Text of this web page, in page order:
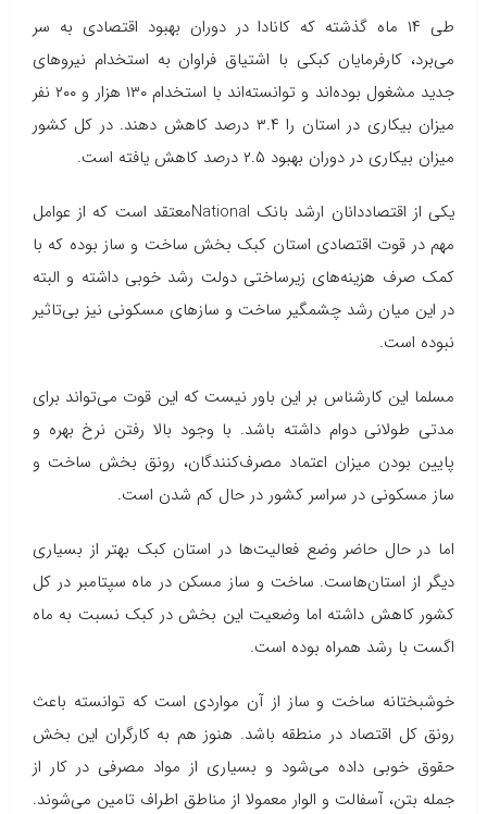
طی ۱۴ ماه گذشته که کانادا در دوران بهبود اقتصادی به سر
می‌برد، کارفرمایان کبکی با اشتیاق فراوان به استخدام نیروهای
جدید مشغول بوده‌اند و توانسته‌اند با استخدام ۱۳۰ هزار و ۲۰۰ نفر
میزان بیکاری در استان را ۳.۴ درصد کاهش دهند. در کل کشور
میزان بیکاری در دوران بهبود ۲.۵ درصد کاهش یافته است.
‌یکی از اقتصاددانان ارشد بانک Nationalمعتقد است که از عوامل
مهم در قوت اقتصادی استان کبک بخش ساخت و ساز بوده که با
کمک صرف هزینه‌های زیرساختی دولت رشد خوبی داشته و البته
در این میان رشد چشمگیر ساخت و سازهای مسکونی نیز بی‌تاثیر
نبوده است.
مسلما این کارشناس بر این باور نیست که این قوت می‌تواند برای
مدتی طولانی دوام داشته باشد. با وجود بالا رفتن نرخ بهره و
پایین بودن میزان اعتماد مصرف‌کنندگان، رونق بخش ساخت و
ساز مسکونی در سراسر کشور در حال کم شدن است.
اما در حال حاضر وضع فعالیت‌ها در استان کبک بهتر از بسیاری
دیگر از استان‌هاست. ساخت و ساز مسکن در ماه سپتامبر در کل
کشور کاهش داشته اما وضعیت این بخش در کبک نسبت به ماه
اگست با رشد همراه بوده است.
خوشبختانه ساخت و ساز از آن مواردی است که توانسته باعث
رونق کل اقتصاد در منطقه باشد. هنوز هم به کارگران این بخش
حقوق خوبی داده می‌شود و بسیاری از مواد مصرفی در کار از
جمله بتن، آسفالت و الوار معمولا از مناطق اطراف تامین می‌شوند.